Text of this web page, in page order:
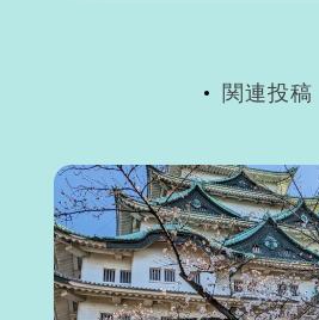
関連投稿